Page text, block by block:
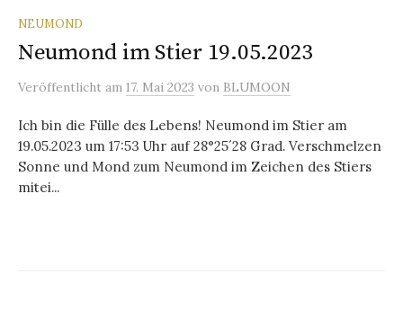
NEUMOND
Neumond im Stier 19.05.2023
Veröffentlicht am 17. Mai 2023 von BLUMOON
Ich bin die Fülle des Lebens! Neumond im Stier am
19.05.2023 um 17:53 Uhr auf 28°25´28 Grad. Verschmelzen
Sonne und Mond zum Neumond im Zeichen des Stiers
mitei...